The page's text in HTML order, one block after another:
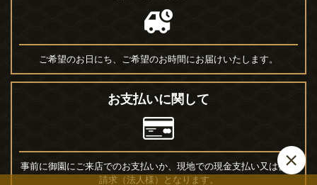
ご希望のお日にち、ご希望のお時間にお届けいたします。
お支払いに関して
事前に御園にご来店でのお支払いか、現地での現金支払い又は後日
請求（法人様）となります。